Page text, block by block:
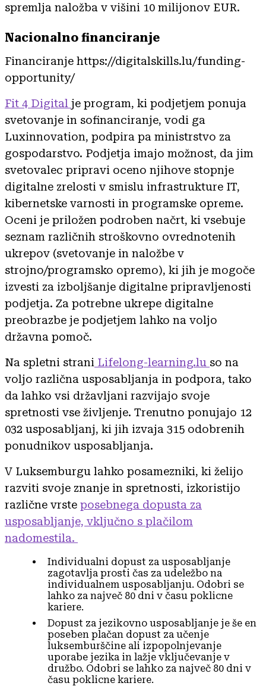
spremlja naložba v višini 10 milijonov EUR.
Nacionalno financiranje
Financiranje https://digitalskills.lu/funding-
opportunity/
Fit 4 Digital je program, ki podjetjem ponuja
svetovanje in sofinanciranje, vodi ga
Luxinnovation, podpira pa ministrstvo za
gospodarstvo. Podjetja imajo možnost, da jim
svetovalec pripravi oceno njihove stopnje
digitalne zrelosti v smislu infrastrukture IT,
kibernetske varnosti in programske opreme.
Oceni je priložen podroben načrt, ki vsebuje
seznam različnih stroškovno ovrednotenih
ukrepov (svetovanje in naložbe v
strojno/programsko opremo), ki jih je mogoče
izvesti za izboljšanje digitalne pripravljenosti
podjetja. Za potrebne ukrepe digitalne
preobrazbe je podjetjem lahko na voljo
državna pomoč.
Na spletni strani Lifelong-learning.lu so na
voljo različna usposabljanja in podpora, tako
da lahko vsi državljani razvijajo svoje
spretnosti vse življenje. Trenutno ponujajo 12
032 usposabljanj, ki jih izvaja 315 odobrenih
ponudnikov usposabljanja.
V Luksemburgu lahko posamezniki, ki želijo
razviti svoje znanje in spretnosti, izkoristijo
različne vrste posebnega dopusta za
usposabljanje, vključno s plačilom
nadomestila.
Individualni dopust za usposabljanje
zagotavlja prosti čas za udeležbo na
individualnem usposabljanju. Odobri se
lahko za največ 80 dni v času poklicne
kariere.
Dopust za jezikovno usposabljanje je še en
poseben plačan dopust za učenje
luksemburščine ali izpopolnjevanje
uporabe jezika in lažje vključevanje v
družbo. Odobri se lahko za največ 80 dni v
času poklicne kariere.